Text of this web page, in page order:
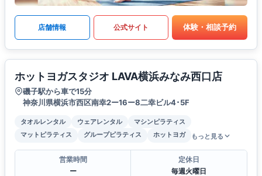
店舗情報 公式サイト 体験・相談予約
ホットヨガスタジオ LAVA横浜みなみ西口店
磯子駅から車で15分
神奈川県横浜市西区南幸2ー16ー8二幸ビル4･5F
タオルレンタル ウェアレンタル
マシンピラティス
マットピラティス
グループピラティス ホットヨガ もっと見る
営業時間
ー
定休日
毎週火曜日